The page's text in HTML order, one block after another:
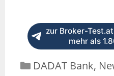
zur Broker-
mehr als
Kategorien
DADAT Bank,